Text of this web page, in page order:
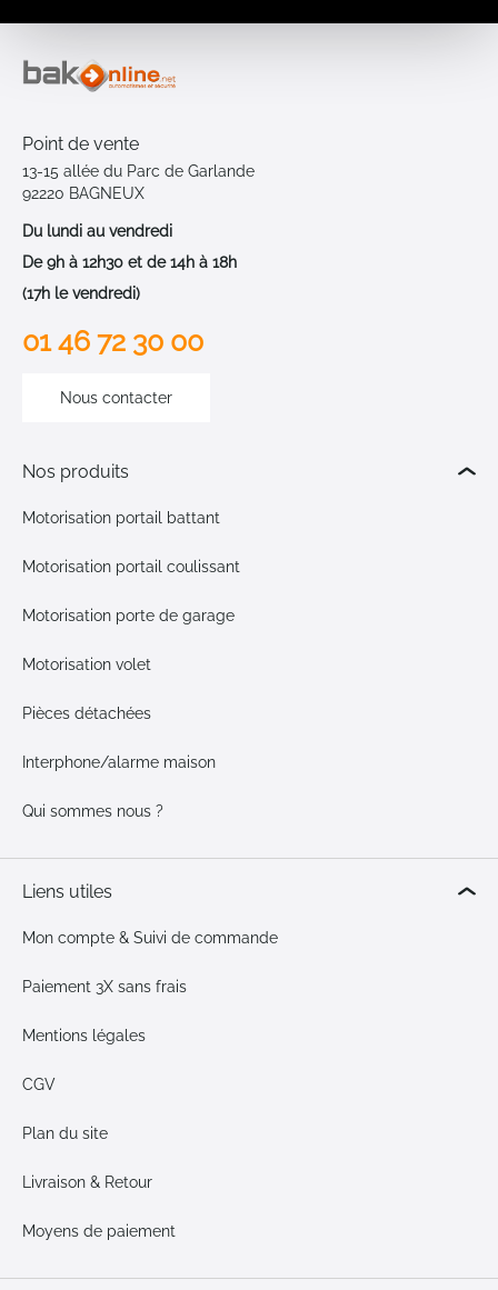
Point de vente
13-15 allée du Parc de Garlande
92220 BAGNEUX
Du lundi au vendredi
De 9h à 12h30 et de 14h à 18h
(17h le vendredi)
01 46 72 30 00
Nous contacter
Nos produits
Motorisation portail battant
Motorisation portail coulissant
Motorisation porte de garage
Motorisation volet
Pièces détachées
Interphone/alarme maison
Qui sommes nous ?
Liens utiles
Mon compte & Suivi de commande
Paiement 3X sans frais
Mentions légales
CGV
Plan du site
Livraison & Retour
Moyens de paiement